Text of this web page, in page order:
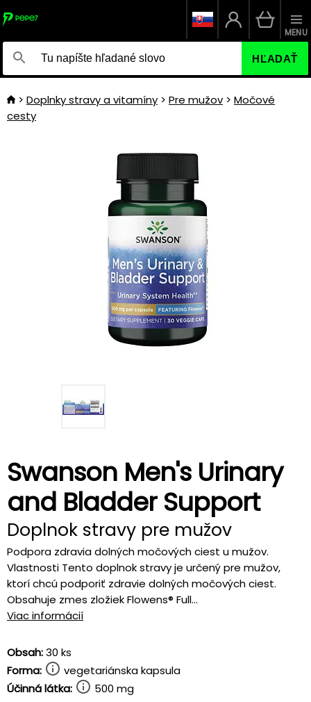
HĽADAŤ
MENU
Doplnky stravy a vitamíny Pre mužov
Močové
cesty
Swanson Men's Urinary
and Bladder Support
Doplnok stravy pre mužov
Podpora zdravia dolných močových ciest u mužov.
Vlastnosti Tento doplnok stravy je určený pre mužov,
ktorí chcú podporiť zdravie dolných močových ciest.
Obsahuje zmes zložiek Flowens® Full...
Viac informácií
Obsah:30 ks
Forma:
vegetariánska kapsula
Účinná látka:
500 mg